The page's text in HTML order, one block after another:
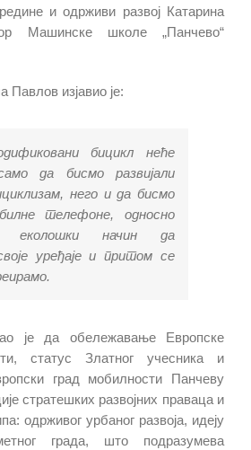
и одрживи развој Катарина
Машинске школе „Панчево“
Павлов изјавио је:
бицикл неће
да бисмо развијали
него и да бисмо
телефоне, односно
еколошки начин да
уређаје и притом се
је да обележавање Европске
статус Златног учесника и
град мобилности Панчеву
стратешких развојних праваца и
одрживог урбаног развоја, идеју
града, што подразумева